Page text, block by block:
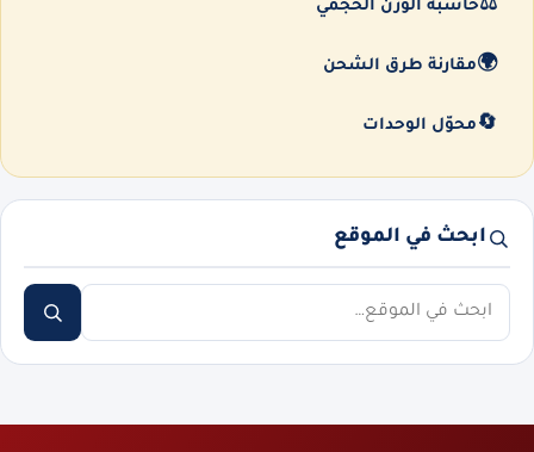
⚖️حاسبة الوزن الحجمي
🌍مقارنة طرق الشحن
🔄 محوّل الوحدات
ابحث في الموقع
ابحث